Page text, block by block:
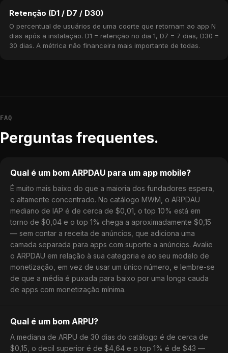
Retenção (D1 / D7 / D30)
O percentual de usuários de uma coorte que retornam ao app N
dias após a instalação. D1 = retenção no dia 1, D7 = 7 dias, D30 =
30 dias. A métrica não financeira mais importante de todas.
FAQ
Perguntas frequentes.
Qual é um bom ARPDAU para um app mobile?
É muito mais baixo do que a maioria dos fundadores espera,
e altamente concentrado. No catálogo MWM, o ARPDAU
mediano de IAP é de cerca de $0,01, o top 10% está em
torno de $0,04 e o top 1% chega a aproximadamente $0,15
— sem contar a receita de anúncios, que adiciona uma
camada separada para apps com suporte a anúncios. Avalie
o ARPDAU em relação à sua categoria e ao seu modelo de
monetização, em vez de usar um único número, e lembre-se
de que a média é puxada para baixo por uma longa cauda
de apps com monetização mínima.
Qual é um bom ARPU?
A mediana de ARPU de 30 dias do catálogo é de cerca de
$0,15, o decil superior é de $4,64 e o top 1% é de $43 —